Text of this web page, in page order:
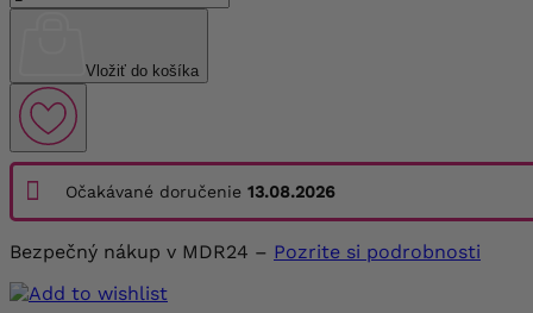
Vložiť do košíka
Očakávané doručenie 13.08.2026
Bezpečný nákup v MDR24 – Pozrite si podrobnosti